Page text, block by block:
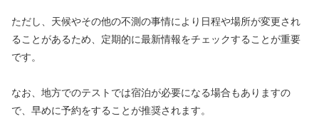
ただし、天候やその他の不測の事情により日程や場所が変更され
ることがあるため、定期的に最新情報をチェックすることが重要
です。
なお、地方でのテストでは宿泊が必要になる場合もありますの
で、早めに予約をすることが推奨されます。